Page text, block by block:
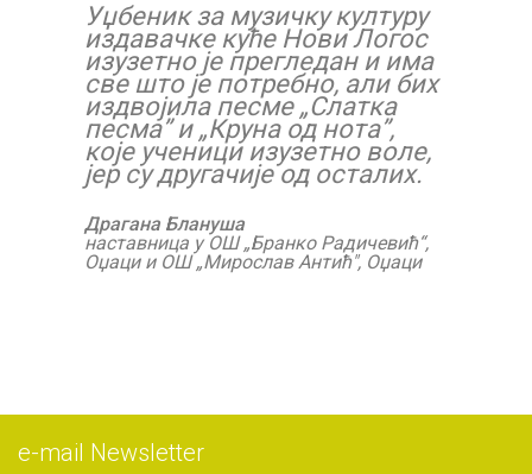
Уџбеник за музичку културу
издавачке куће Нови Логос
изузетно је прегледан и има
све што је потребно, али бих
издвојила песме „Слатка
песма” и „Круна од нота”,
које ученици изузетно воле,
јер су другачије од осталих.
Драгана Блануша
наставница у ОШ „Бранко Радичевић“,
Оџаци и ОШ „Мирослав Антић", Оџаци
е-mail Newsletter